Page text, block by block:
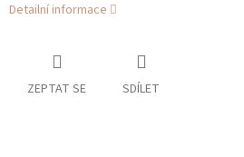
Detailní informace
ZEPTAT SE SDÍLET